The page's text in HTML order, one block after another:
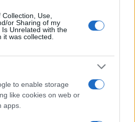
Use,
or Sharing of my
Unrelated with the
was collected.
to enable storage
like cookies on web or
apps.